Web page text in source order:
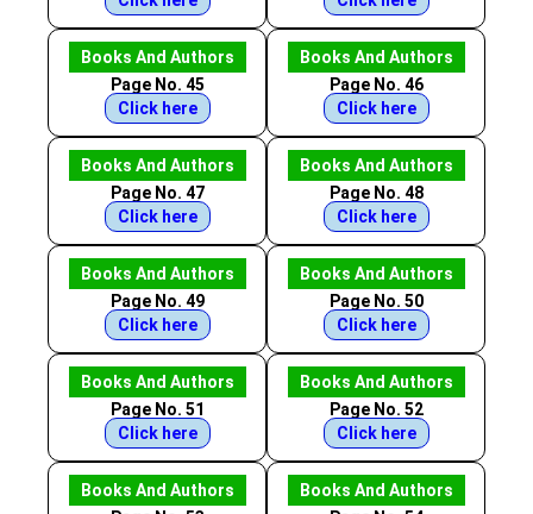
Books And Authors
Page No. 45
Click here
Books And Authors
Page No. 46
Click here
Books And Authors
Page No. 47
Click here
Books And Authors
Page No. 48
Click here
Books And Authors
Page No. 49
Click here
Books And Authors
Page No. 50
Click here
Books And Authors
Page No. 51
Click here
Books And Authors
Page No. 52
Click here
Books And Authors
Books And Authors